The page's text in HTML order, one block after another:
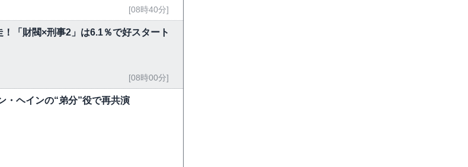
[08時40分]
「財閥×刑事2」は6.1％で好スタート
[08時00分]
・ヘインの“弟分”役で再共演